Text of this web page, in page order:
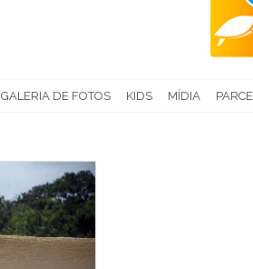
GALERIA DE FOTOS KIDS MÍDIA